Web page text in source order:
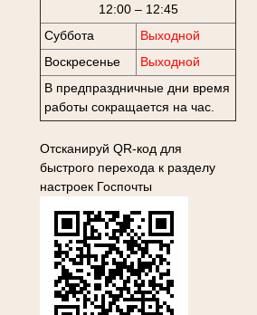
12:00 – 12:45
Суббота
Выходной
Воскресенье
Выходной
В предпраздничные дни время
работы сокращается на час.
Отсканируй QR-код для
быстрого перехода к разделу
настроек Госпочты